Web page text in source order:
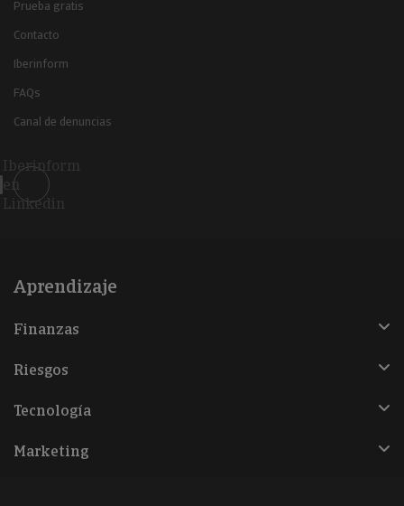
Prueba gratis
Contacto
Iberinform
FAQs
Canal de denuncias
Iberinform
en
Linkedin
Aprendizaje
Finanzas
Riesgos
Tecnología
Marketing